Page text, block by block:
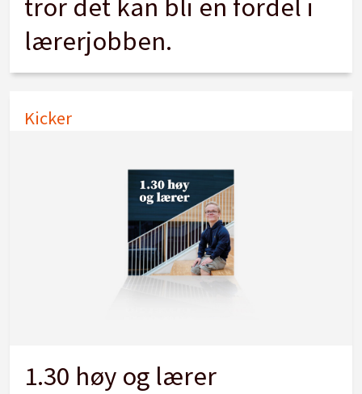
tror det kan bli en fordel i
lærerjobben.
Kicker
1.30 høy og lærer